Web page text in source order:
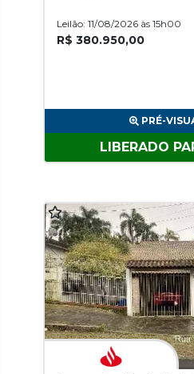
Leilão: 11/08/2026 às 15h00
R$ 380.950,00
PRÉ-
LIBERADO